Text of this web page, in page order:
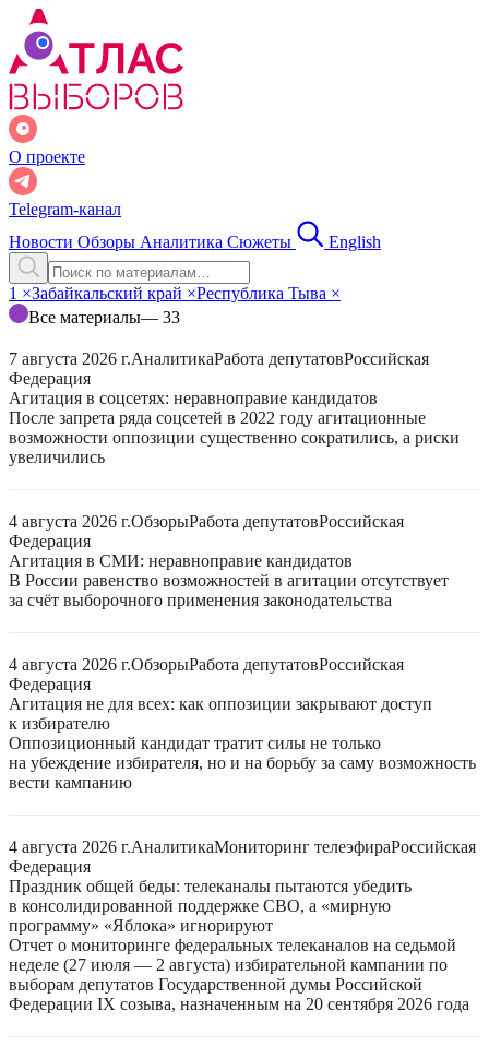
О проекте
Telegram-канал
Новости Обзоры Аналитика Сюжеты English
1 ×Забайкальский край ×Республика Тыва ×
Все материалы— 33
7 августа 2026 г.АналитикаРабота депутатовРоссийская
Федерация
Агитация в соцсетях: неравноправие кандидатов
После запрета ряда соцсетей в 2022 году агитационные
возможности оппозиции существенно сократились, а риски
увеличились
4 августа 2026 г.ОбзорыРабота депутатовРоссийская
Федерация
Агитация в СМИ: неравноправие кандидатов
В России равенство возможностей в агитации отсутствует
за счёт выборочного применения законодательства
4 августа 2026 г.ОбзорыРабота депутатовРоссийская
Федерация
Агитация не для всех: как оппозиции закрывают доступ
к избирателю
Оппозиционный кандидат тратит силы не только
на убеждение избирателя, но и на борьбу за саму возможность
вести кампанию
4 августа 2026 г.АналитикаМониторинг телеэфираРоссийская
Федерация
Праздник общей беды: телеканалы пытаются убедить
в консолидированной поддержке СВО, а «мирную
программу» «Яблока» игнорируют
Отчет о мониторинге федеральных телеканалов на седьмой
неделе (27 июля — 2 августа) избирательной кампании по
выборам депутатов Государственной думы Российской
Федерации IX созыва, назначенным на 20 сентября 2026 года